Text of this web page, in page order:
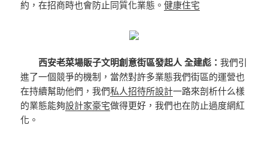
約，在招商時也會防止同質化業態。健康住宅
西安老菜場販子文明創意街區發起人 全建彪：我們引
進了一個競爭的機制，當然對許多業態我們街區的運營也
在持續幫助他們，我們私人招待所設計一路來剖析什么樣
的業態能夠設計家豪宅做得更好，我們也在防止過度網紅
化。